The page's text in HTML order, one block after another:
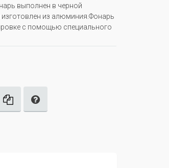
выполнен в черной
из алюминия.Фонарь
с помощью специального